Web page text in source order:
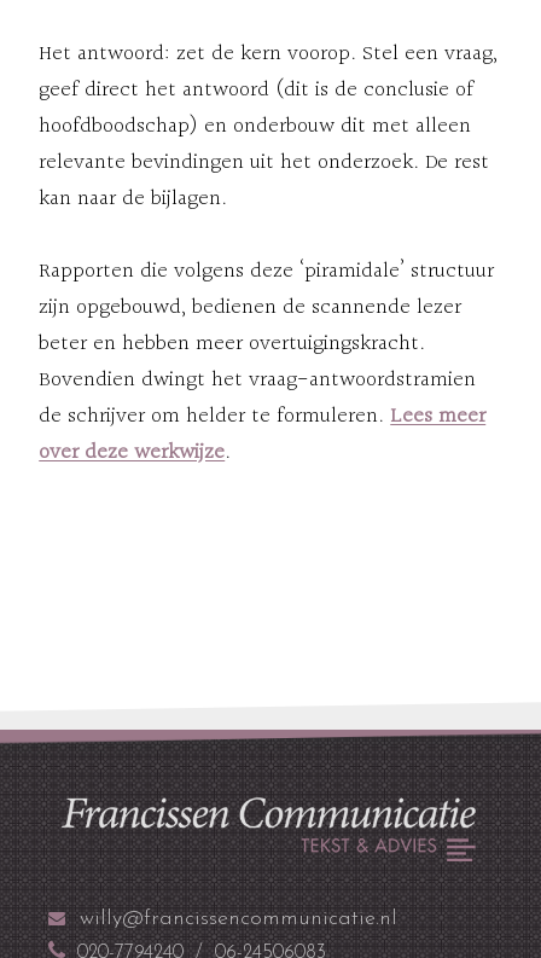
Het antwoord: zet de kern voorop. Stel een vraag,
geef direct het antwoord (dit is de conclusie of
hoofdboodschap) en onderbouw dit met alleen
relevante bevindingen uit het onderzoek. De rest
kan naar de bijlagen.
Rapporten die volgens deze ‘piramidale’ structuur
zijn opgebouwd, bedienen de scannende lezer
beter en hebben meer overtuigingskracht.
Bovendien dwingt het vraag-antwoordstramien
de schrijver om helder te formuleren.Lees meer
over deze werkwijze.
willy@francissencommunicatie.nl
020-7794240 / 06-24506083